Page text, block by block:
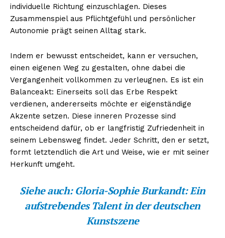
individuelle Richtung einzuschlagen. Dieses
Zusammenspiel aus Pflichtgefühl und persönlicher
Autonomie prägt seinen Alltag stark.
Indem er bewusst entscheidet, kann er versuchen,
einen eigenen Weg zu gestalten, ohne dabei die
Vergangenheit vollkommen zu verleugnen. Es ist ein
Balanceakt: Einerseits soll das Erbe Respekt
verdienen, andererseits möchte er eigenständige
Akzente setzen. Diese inneren Prozesse sind
entscheidend dafür, ob er langfristig Zufriedenheit in
seinem Lebensweg findet. Jeder Schritt, den er setzt,
formt letztendlich die Art und Weise, wie er mit seiner
Herkunft umgeht.
Siehe auch:Gloria-Sophie Burkandt: Ein
aufstrebendes Talent in der deutschen
Kunstszene